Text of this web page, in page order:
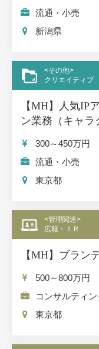
流通・小売
新潟県
<その他>
クリエイティブ
【MH】人気IP
ン業務（キャラ
300～450万円
流通・小売
東京都
<管理関連>
広報・ＩＲ
【MH】ブラン
500～800万円
コンサルティ
東京都